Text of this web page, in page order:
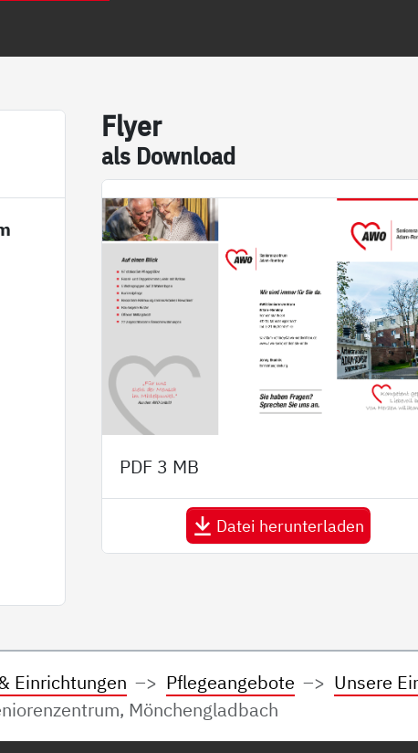
Fly­er
als Down­load
PDF 3 MB
Datei herunterladen
Einrichtungen Pflegeangebote
Unsere
Mönchengladbach